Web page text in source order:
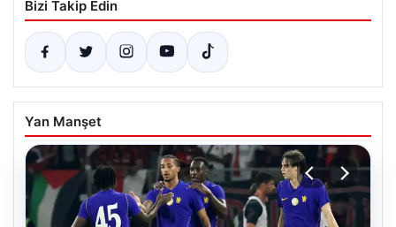
Bizi Takip Edin
Yan Manşet